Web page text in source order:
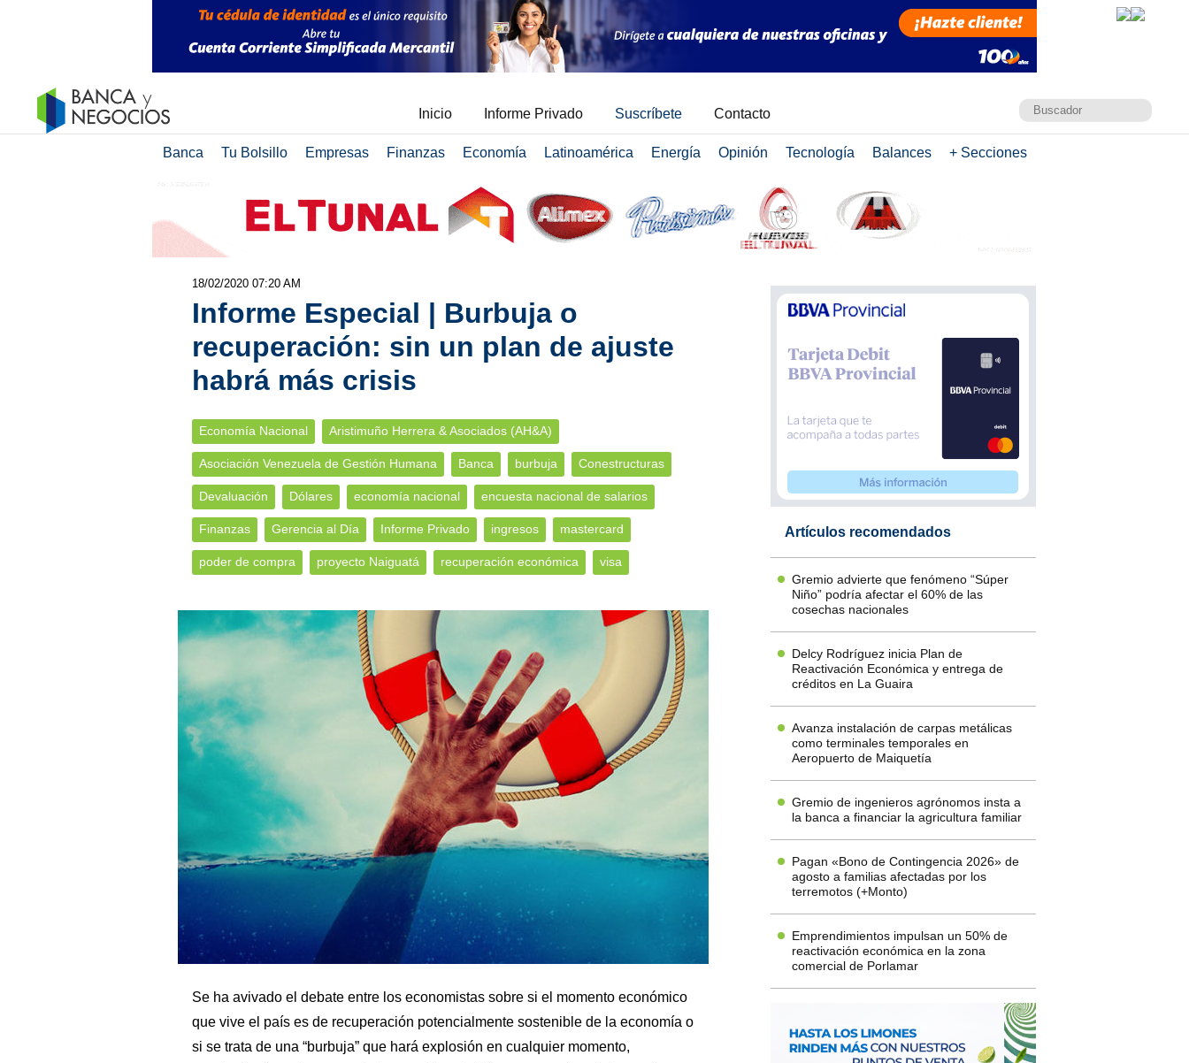
Inicio Informe Privado Suscríbete Contacto
Banca Tu Bolsillo Empresas Finanzas Economía Latinoamérica Energía Opinión Tecnología Balances + Secciones
18/02/2020 07:20 AM
Informe Especial | Burbuja o
recuperación: sin un plan de ajuste
habrá más crisis
Economía Nacional Aristimuño Herrera & Asociados (AH&A)
Asociación Venezuela de Gestión Humana Banca burbuja Conestructuras
Devaluación Dólares economía nacional encuesta nacional de salarios
Finanzas Gerencia al Día Informe Privado ingresos mastercard
poder de compra proyecto Naiguatá recuperación económica visa
Se ha avivado el debate entre los economistas sobre si el momento económico
que vive el país es de recuperación potencialmente sostenible de la economía o
si se trata de una “burbuja” que hará explosión en cualquier momento,
Artículos recomendados
Gremio advierte que fenómeno “Súper
Niño” podría afectar el 60% de las
cosechas nacionales
Delcy Rodríguez inicia Plan de
Reactivación Económica y entrega de
créditos en La Guaira
Avanza instalación de carpas metálicas
como terminales temporales en
Aeropuerto de Maiquetía
Gremio de ingenieros agrónomos insta a
la banca a financiar la agricultura familiar
Pagan «Bono de Contingencia 2026» de
agosto a familias afectadas por los
terremotos (+Monto)
Emprendimientos impulsan un 50% de
reactivación económica en la zona
comercial de Porlamar